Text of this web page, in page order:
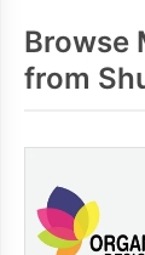
Browse
from